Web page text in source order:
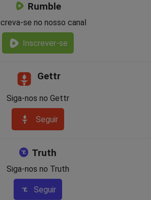
Rumble
se no nosso canal
Inscrever-se
Gettr
Siga-nos no Gettr
Seguir
Truth
Siga-nos no Truth
Seguir